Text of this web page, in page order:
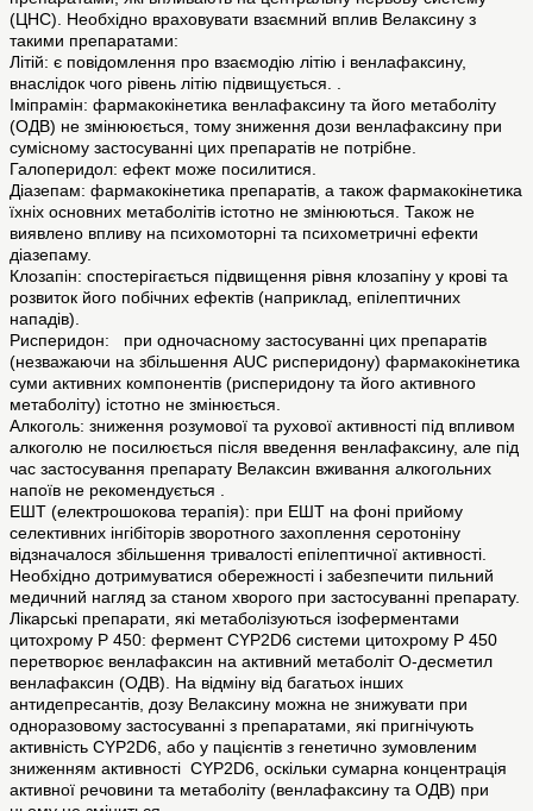
(ЦНС). Необхідно враховувати взаємний вплив Велаксину з
такими препаратами:
Літій: є повідомлення про взаємодію літію і венлафаксину,
внаслідок чого рівень літію підвищується. .
Іміпрамін: фармакокінетика венлафаксину та його метаболіту
(ОДВ) не змінююється, тому зниження дози венлафаксину при
сумісному застосуванні цих препаратів не потрібне.
Галоперидол: ефект може посилитися.
Діазепам: фармакокінетика препаратів, а також фармакокінетика
їхніх основних метаболітів істотно не змінюються. Також не
виявлено впливу на психомоторні та психометричні ефекти
діазепаму.
Клозапін: спостерігається підвищення рівня клозапіну у крові та
розвиток його побічних ефектів (наприклад, епілептичних
нападів).
Рисперидон: при одночасному застосуванні цих препаратів
(незважаючи на збільшення AUC рисперидону) фармакокінетика
суми активних компонентів (рисперидону та його активного
метаболіту) істотно не змінюється.
Алкоголь: зниження розумової та рухової активності під впливом
алкоголю не посилюється після введення венлафаксину, але під
час застосування препарату Велаксин вживання алкогольних
напоїв не рекомендується .
ЕШТ (електрошокова терапія): при ЕШТ на фоні прийому
селективних інгібіторів зворотного захоплення серотоніну
відзначалося збільшення тривалості епілептичної активності.
Необхідно дотримуватися обережності і забезпечити пильний
медичний нагляд за станом хворого при застосуванні препарату.
Лікарські препарати, які метаболізуються ізоферментами
цитохрому Р 450: фермент CYP2D6 системи цитохрому Р 450
перетворює венлафаксин на активний метаболіт О-десметил
венлафаксин (ОДВ). На відміну від багатьох інших
антидепресантів, дозу Велаксину можна не знижувати при
одноразовому застосуванні з препаратами, які пригнічують
активність CYP2D6, або у пацієнтів з генетично зумовленим
зниженням активності CYP2D6, оскільки сумарна концентрація
активної речовини та метаболіту (венлафаксину та ОДВ) при